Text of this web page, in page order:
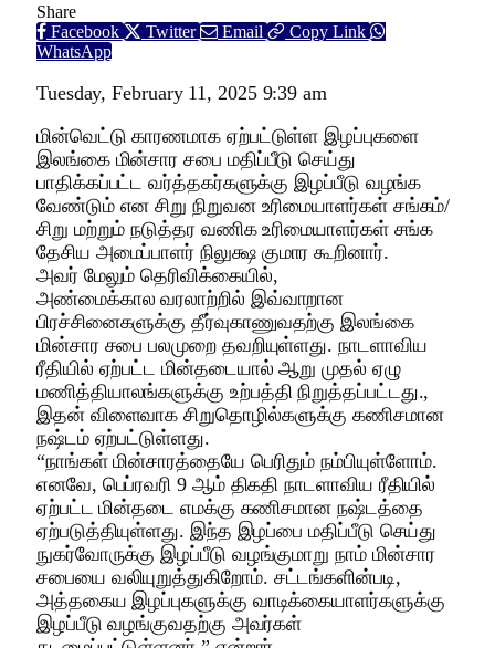
Share
Facebook
Twitter Email
Copy Link
WhatsApp
Tuesday, February 11, 2025 9:39 am
மின்வெட்டு காரணமாக ஏற்பட்டுள்ள இழப்புகளை
இலங்கை மின்சார சபை மதிப்பீடு செய்து
பாதிக்கப்பட்ட வர்த்தகர்களுக்கு இழப்பீடு வழங்க
வேண்டும் என சிறு நிறுவன உரிமையாளர்கள் சங்கம்/
சிறு மற்றும் நடுத்தர வணிக உரிமையாளர்கள் சங்க
தேசிய அமைப்பாளர் நிலுக்ஷ குமார கூறினார்.
அவர் மேலும் தெரிவிக்கையில்,
அண்மைக்கால வரலாற்றில் இவ்வாறான
பிரச்சினைகளுக்கு தீர்வுகாணுவதற்கு இலங்கை
மின்சார சபை பலமுறை தவறியுள்ளது. நாடளாவிய
ரீதியில் ஏற்பட்ட மின்தடையால் ஆறு முதல் ஏழு
மணித்தியாலங்களுக்கு உற்பத்தி நிறுத்தப்பட்டது.,
இதன் விளைவாக சிறுதொழில்களுக்கு கணிசமான
நஷ்டம் ஏற்பட்டுள்ளது.
“நாங்கள் மின்சாரத்தையே பெரிதும் நம்பியுள்ளோம்.
எனவே, பெப்ரவரி 9 ஆம் திகதி நாடளாவிய ரீதியில்
ஏற்பட்ட மின்தடை எமக்கு கணிசமான நஷ்டத்தை
ஏற்படுத்தியுள்ளது. இந்த இழப்பை மதிப்பீடு செய்து
நுகர்வோருக்கு இழப்பீடு வழங்குமாறு நாம் மின்சார
சபையை வலியுறுத்துகிறோம். சட்டங்களின்படி,
அத்தகைய இழப்புகளுக்கு வாடிக்கையாளர்களுக்கு
இழப்பீடு வழங்குவதற்கு அவர்கள்